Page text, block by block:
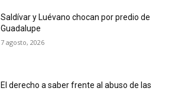
Saldívar y Luévano chocan por predio de
Guadalupe
7 agosto, 2026
El derecho a saber frente al abuso de las